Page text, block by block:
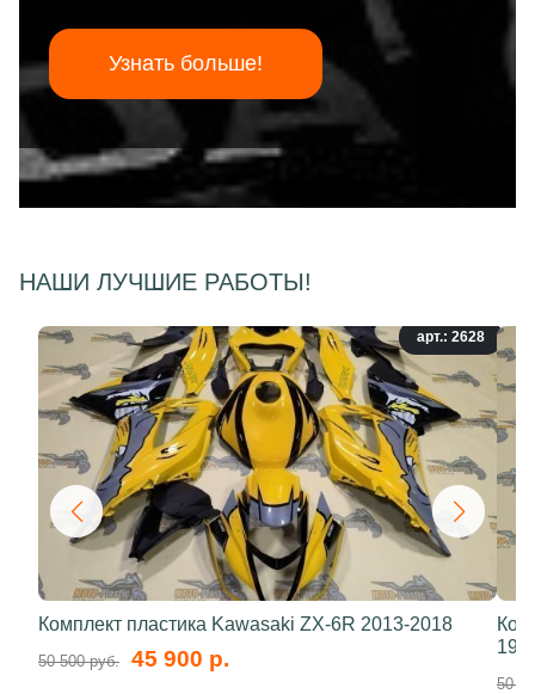
Узнать больше!
НАШИ ЛУЧШИЕ РАБОТЫ!
арт.: 2628
Комплект пластика Kawasaki ZX-6R 2013-2018
50 500 руб. 45 900 р.
50